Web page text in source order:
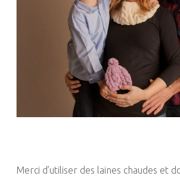
Merci d’utiliser des laines chaudes et